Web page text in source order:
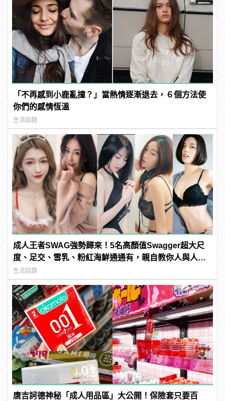
「不再感到小鹿亂撞？」當熱情逐漸退去，６個方法使
你們的感情恆溫
生活話題
成人王者SWAG強勢歸來！5名高顏值Swagger超大尺
度、足交、雪乳、粉紅海鮮通通有，親自教你人與人的
連結！ | manfashion這樣變型男
生活話題
唐吉訶德神秘「成人用品區」大公開！保險套只要百